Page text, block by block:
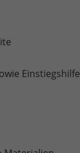
Einstiegshilfe